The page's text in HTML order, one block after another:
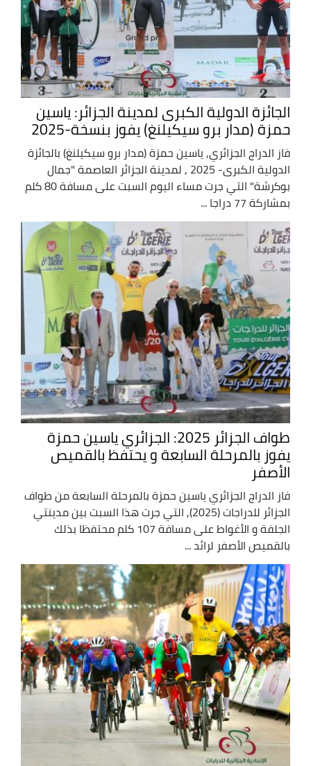
الجائزة الدولية الكبرى لمدينة الجزائر: ياسين
حمزة (مدار برو سيكيلنغ) يفوز بنسخة-2025
فاز الدراج الجزائري, ياسين حمزة (مدار برو سيكيلنغ) بالجائزة
الدولية الكبرى- 2025 , لمدينة الجزائر العاصمة "جمال
بوكرشة" التي جرت مساء اليوم السبت على مسافة 80 كلم
بمشاركة 77 دراجا ...
طواف الجزائر 2025: الجزائري ياسين حمزة
يفوز بالمرحلة السابعة و يحتفظ بالقميص
الأصفر
فاز الدراج الجزائري ياسين حمزة بالمرحلة السابعة من طواف
الجزائر للدراجات (2025), التي جرت هذا السبت بين مدينتي
الجلفة و الأغواط على مسافة 107 كلم محتفظا بذلك
بالقميص الأصفر لرائد ...